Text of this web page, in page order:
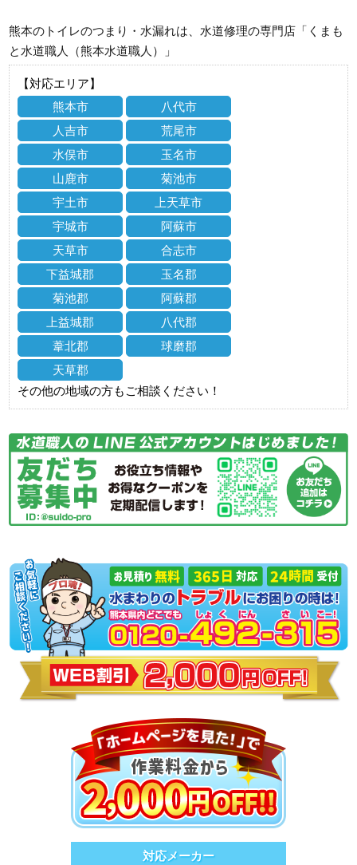
熊本のトイレのつまり・水漏れは、水道修理の専門店「くまも
と水道職人（熊本水道職人）」
【対応エリア】
熊本市
八代市
人吉市
荒尾市
水俣市
玉名市
山鹿市
菊池市
宇土市
上天草市
宇城市
阿蘇市
天草市
合志市
下益城郡
玉名郡
菊池郡
阿蘇郡
上益城郡
八代郡
葦北郡
球磨郡
天草郡
その他の地域の方もご相談ください！
対応メーカー